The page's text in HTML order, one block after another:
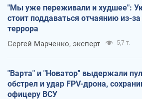
"Мы уже переживали и худшее":
стоит поддаваться отчаянию из-
террора
Сергей Марченко, эксперт 5,7 т.
"Варта" и "Новатор" выдержали
обстрел и удар FPV-дрона,
офицеру ВСУ